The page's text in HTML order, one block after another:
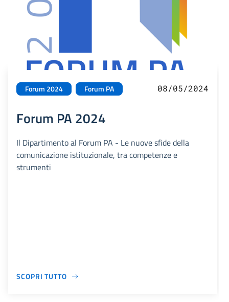
Forum 2024 Forum PA 08/05/2024
Forum PA 2024
Il Dipartimento al Forum PA - Le nuove sfide della
comunicazione istituzionale, tra competenze e
strumenti
SCOPRI TUTTO